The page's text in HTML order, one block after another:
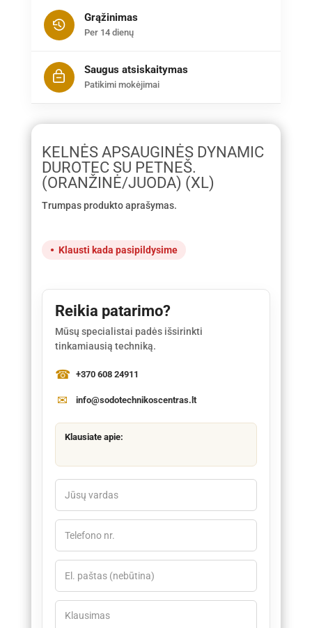
Grąžinimas
Per 14 dienų
Saugus atsiskaitymas
Patikimi mokėjimai
KELNĖS APSAUGINĖS DYNAMIC
DUROTEC SU PETNEŠ.
(ORANŽINĖ/JUODA) (XL)
Trumpas produkto aprašymas.
Klausti kada pasipildysime
Reikia patarimo?
Mūsų specialistai padės išsirinkti
tinkamiausią techniką.
+370 608 24911
info@sodotechnikoscentras.lt
Klausiate apie: